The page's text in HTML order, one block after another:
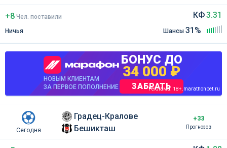
+8 Чел поставили
Ничья
КФ3.31
Шансы 31%
НОВЫМ КЛИЕНТАМ
ЗА ПЕРВОЕ ПОПОЛНЕНИЕ
БОНУС ДО
34 000 ₽
ЗАБРАТЬ
Реклама. 18+, marathonbet.ru
Сегодня
Градец-Кралове
Бешикташ
+33
Прогнозов